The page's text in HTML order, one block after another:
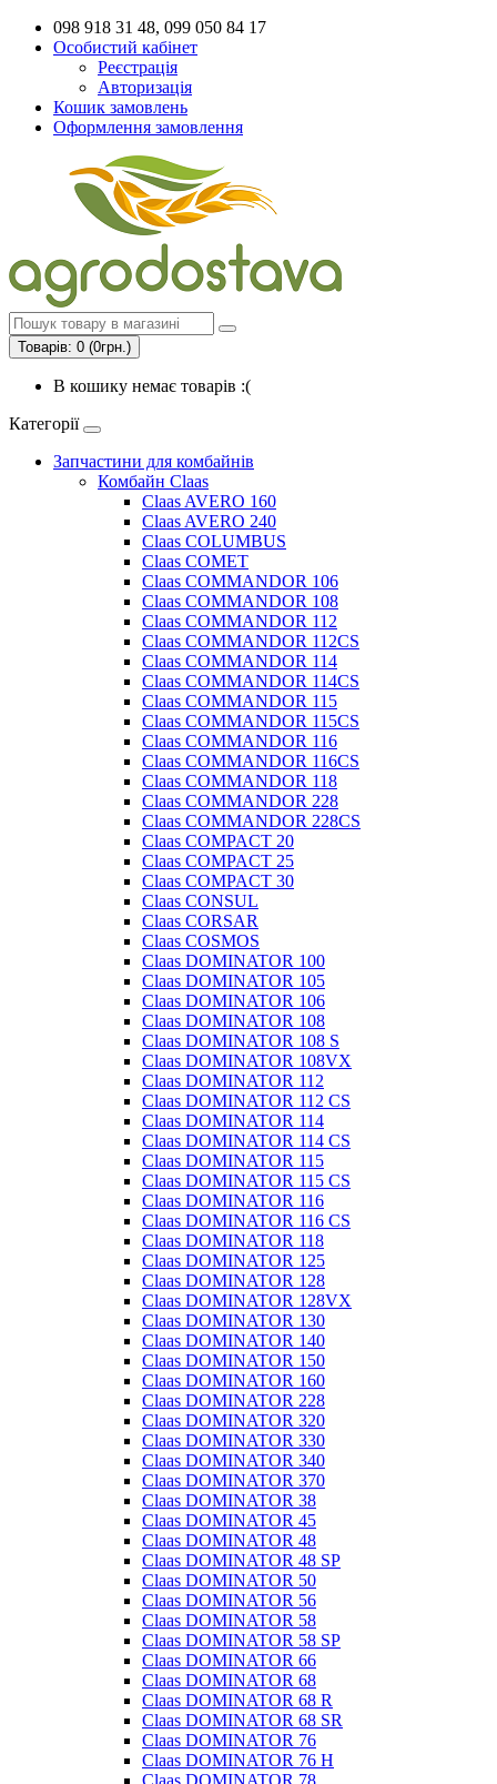
098 918 31 48, 099 050 84 17
Особистий кабінет
Реєстрація
Авторизація
Кошик замовлень
Оформлення замовлення
Товарів: 0 (0грн.)
В кошику немає товарів :(
Категорії
Запчастини для комбайнів
Комбайн Claas
Claas AVERO 160
Claas AVERO 240
Claas COLUMBUS
Claas COMET
Claas COMMANDOR 106
Claas COMMANDOR 108
Claas COMMANDOR 112
Claas COMMANDOR 112CS
Claas COMMANDOR 114
Claas COMMANDOR 114CS
Claas COMMANDOR 115
Claas COMMANDOR 115CS
Claas COMMANDOR 116
Claas COMMANDOR 116CS
Claas COMMANDOR 118
Claas COMMANDOR 228
Claas COMMANDOR 228CS
Claas COMPACT 20
Claas COMPACT 25
Claas COMPACT 30
Claas CONSUL
Claas CORSAR
Claas COSMOS
Claas DOMINATOR 100
Claas DOMINATOR 105
Claas DOMINATOR 106
Claas DOMINATOR 108
Claas DOMINATOR 108 S
Claas DOMINATOR 108VX
Claas DOMINATOR 112
Claas DOMINATOR 112 CS
Claas DOMINATOR 114
Claas DOMINATOR 114 CS
Claas DOMINATOR 115
Claas DOMINATOR 115 CS
Claas DOMINATOR 116
Claas DOMINATOR 116 CS
Claas DOMINATOR 118
Claas DOMINATOR 125
Claas DOMINATOR 128
Claas DOMINATOR 128VX
Claas DOMINATOR 130
Claas DOMINATOR 140
Claas DOMINATOR 150
Claas DOMINATOR 160
Claas DOMINATOR 228
Claas DOMINATOR 320
Claas DOMINATOR 330
Claas DOMINATOR 340
Claas DOMINATOR 370
Claas DOMINATOR 38
Claas DOMINATOR 45
Claas DOMINATOR 48
Claas DOMINATOR 48 SP
Claas DOMINATOR 50
Claas DOMINATOR 56
Claas DOMINATOR 58
Claas DOMINATOR 58 SP
Claas DOMINATOR 66
Claas DOMINATOR 68
Claas DOMINATOR 68 R
Claas DOMINATOR 68 SR
Claas DOMINATOR 76
Claas DOMINATOR 76 H
Claas DOMINATOR 78